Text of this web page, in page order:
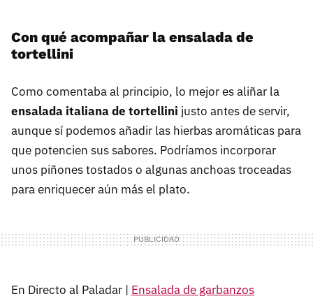
Con qué acompañar la ensalada de
tortellini
Como comentaba al principio, lo mejor es aliñar la
ensalada italiana de tortellini justo antes de servir,
aunque sí podemos añadir las hierbas aromáticas para
que potencien sus sabores. Podríamos incorporar
unos piñones tostados o algunas anchoas troceadas
para enriquecer aún más el plato.
En Directo al Paladar | Ensalada de garbanzos